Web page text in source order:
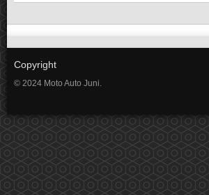
Copyright
© 2024 Moto Auto Juni.